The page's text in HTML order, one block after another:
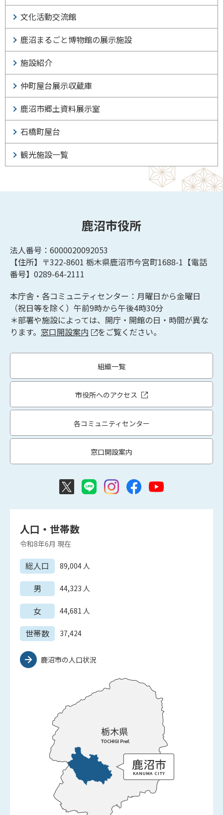
文化活動交流館
鹿沼まるごと博物館の展示施設
施設紹介
仲町屋台展示収蔵庫
鹿沼市郷土資料展示室
石橋町屋台
観光施設一覧
鹿沼市役所
法人番号：6000020092053
【住所】〒322-8601 栃木県鹿沼市今宮町1688-1【電話
番号】0289-64-2111
本庁舎・各コミュニティセンター：月曜日から金曜日
（祝日等を除く）午前9時から午後4時30分
＊部署や施設によっては、開庁・開館の日・時間が異な
ります。 窓口開設案内 をご覧ください。
組織一覧
市役所へのアクセス
各コミュニティセンター
窓口開設案内
人口・世帯数
令和8年6月 現在
総人口 89,004 人
男 44,323 人
女 44,681 人
世帯数 37,424
鹿沼市の人口状況